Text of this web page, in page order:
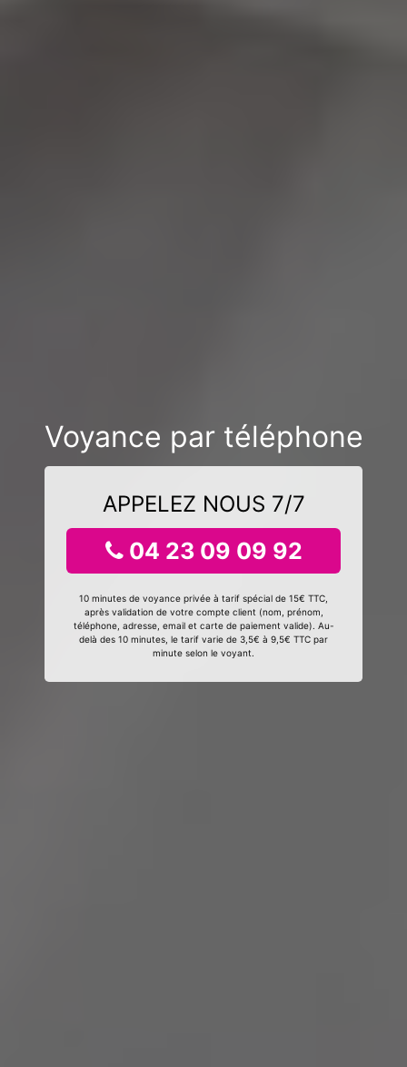
Voyance par téléphone
APPELEZ NOUS 7/7
04 23 09 09 92
10 minutes de voyance privée à tarif spécial de 15€ TTC,
après validation de votre compte client (nom, prénom,
téléphone, adresse, email et carte de paiement valide). Au-
delà des 10 minutes, le tarif varie de 3,5€ à 9,5€ TTC par
minute selon le voyant.